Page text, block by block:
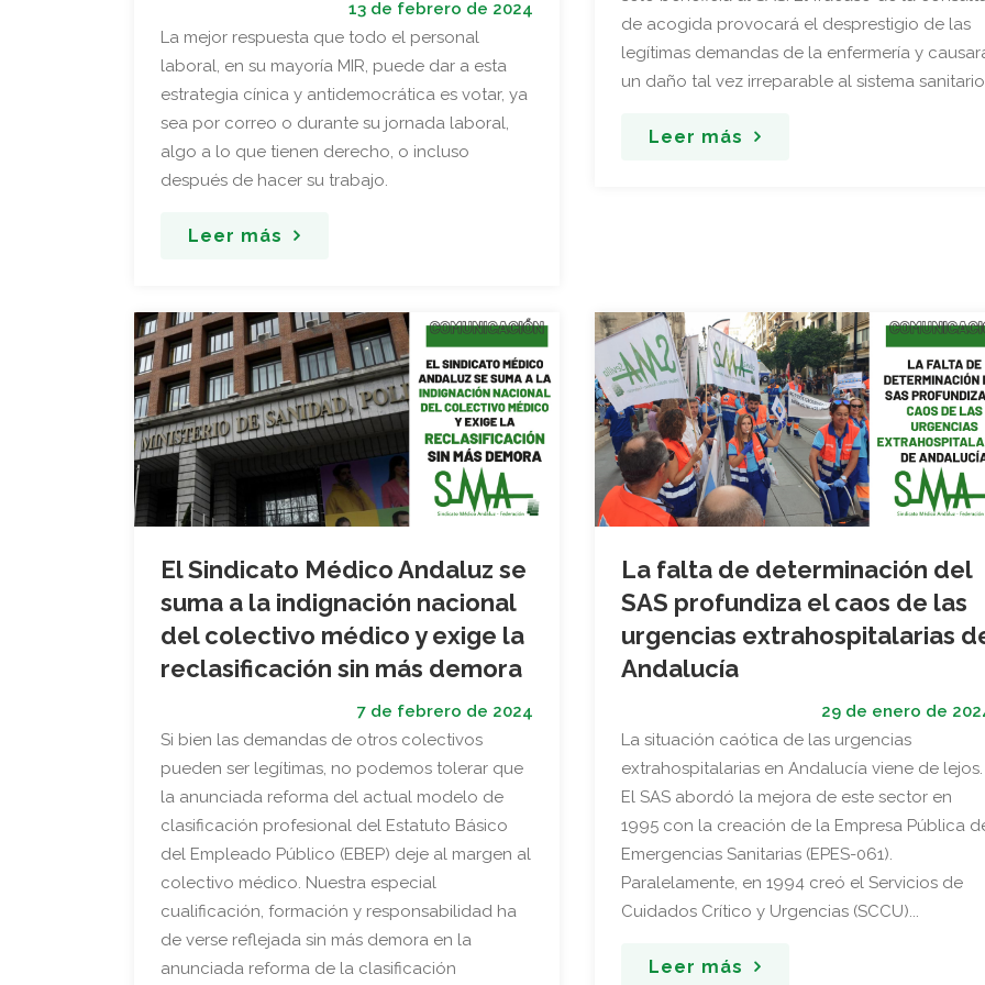
13 de febrero de 2024
La mejor respuesta que todo el personal
laboral, en su mayoría MIR, puede dar a esta
estrategia cínica y antidemocrática es votar, ya
sea por correo o durante su jornada laboral,
algo a lo que tienen derecho, o incluso
después de hacer su trabajo.
Leer más
de acogida provocará el desprestigio de las
legítimas demandas de la enfermería y
un daño tal vez irreparable al sistema
Leer más
El Sindicato Médico Andaluz se
suma a la indignación nacional
del colectivo médico y exige la
reclasificación sin más demora
7 de febrero de 2024
Si bien las demandas de otros colectivos
pueden ser legítimas, no podemos tolerar que
la anunciada reforma del actual modelo de
clasificación profesional del Estatuto Básico
del Empleado Público (EBEP) deje al margen al
colectivo médico. Nuestra especial
cualificación, formación y responsabilidad ha
de verse reflejada sin más demora en la
anunciada reforma de la clasificación
La falta de determinación del
SAS profundiza el caos de las
urgencias extrahospitalarias
Andalucía
29 de enero de
La situación caótica de las urgencias
extrahospitalarias en Andalucía viene de lejos.
El SAS abordó la mejora de este sector en
1995 con la creación de la Empresa Pública
Emergencias Sanitarias (EPES-061).
Paralelamente, en 1994 creó el Servicios de
Cuidados Crítico y Urgencias (SCCU)...
Leer más